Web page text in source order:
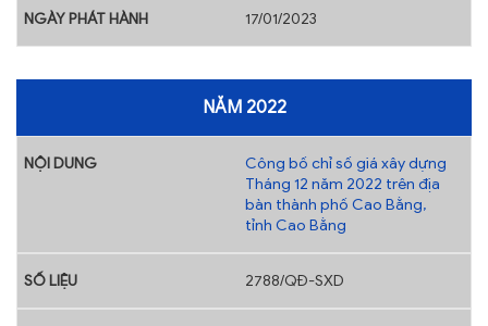
17/01/2023
NĂM 2022
Công bố chỉ số giá xây dựng
Tháng 12 năm 2022 trên địa
bàn thành phố Cao Bằng,
tỉnh Cao Bằng
2788/QĐ-SXD